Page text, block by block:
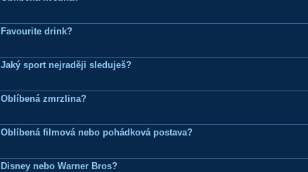
Favourite drink?
Jaký sport nejraději sleduješ?
Oblíbená zmrzlina?
Oblíbená filmová nebo pohádková postava?
Disney nebo Warner Bros?